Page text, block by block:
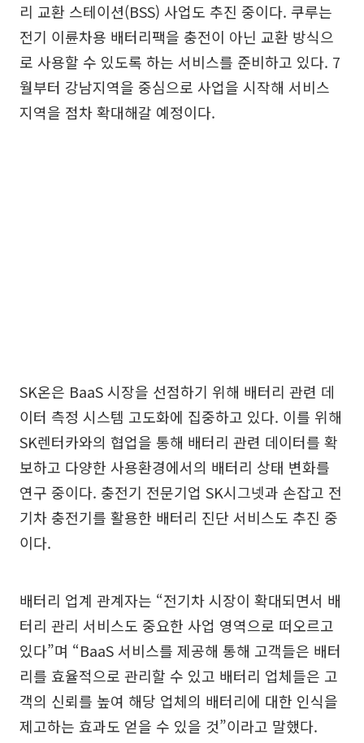
리 교환 스테이션(BSS) 사업도 추진 중이다. 쿠루는
전기 이륜차용 배터리팩을 충전이 아닌 교환 방식으
로 사용할 수 있도록 하는 서비스를 준비하고 있다. 7
월부터 강남지역을 중심으로 사업을 시작해 서비스
지역을 점차 확대해갈 예정이다.
SK온은 BaaS 시장을 선점하기 위해 배터리 관련 데
이터 측정 시스템 고도화에 집중하고 있다. 이를 위해
SK렌터카와의 협업을 통해 배터리 관련 데이터를 확
보하고 다양한 사용환경에서의 배터리 상태 변화를
연구 중이다. 충전기 전문기업 SK시그넷과 손잡고 전
기차 충전기를 활용한 배터리 진단 서비스도 추진 중
이다.
배터리 업계 관계자는 “전기차 시장이 확대되면서 배
터리 관리 서비스도 중요한 사업 영역으로 떠오르고
있다”며 “BaaS 서비스를 제공해 통해 고객들은 배터
리를 효율적으로 관리할 수 있고 배터리 업체들은 고
객의 신뢰를 높여 해당 업체의 배터리에 대한 인식을
제고하는 효과도 얻을 수 있을 것”이라고 말했다.